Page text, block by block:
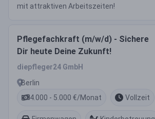
mit attraktiven Arbeitszeiten!
Pflegefachkraft (m/w/d) - Sichere
Dir heute Deine Zukunft!
diepfleger24 GmbH
Berlin
4.000 - 5.000 €/Monat
Vollzeit